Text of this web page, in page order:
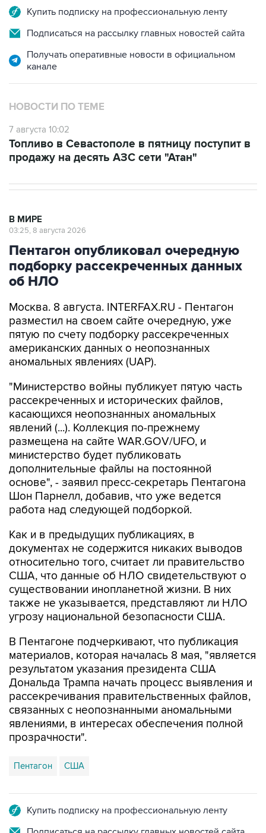
Купить подписку на профессиональную ленту
Подписаться на рассылку главных новостей сайта
Получать оперативные новости в официальном
канале
НОВОСТИ ПО ТЕМЕ
7 августа 10:02
Топливо в Севастополе в пятницу поступит в
продажу на десять АЗС сети "Атан"
В МИРЕ
03:25, 8 августа 2026
Пентагон опубликовал очередную
подборку рассекреченных данных
об НЛО
Москва. 8 августа. INTERFAX.RU - Пентагон
разместил на своем сайте очередную, уже
пятую по счету подборку рассекреченных
американских данных о неопознанных
аномальных явлениях (UAP).
"Министерство войны публикует пятую часть
рассекреченных и исторических файлов,
касающихся неопознанных аномальных
явлений (...). Коллекция по-прежнему
размещена на сайте WAR.GOV/UFO, и
министерство будет публиковать
дополнительные файлы на постоянной
основе", - заявил пресс-секретарь Пентагона
Шон Парнелл, добавив, что уже ведется
работа над следующей подборкой.
Как и в предыдущих публикациях, в
документах не содержится никаких выводов
относительно того, считает ли правительство
США, что данные об НЛО свидетельствуют о
существовании инопланетной жизни. В них
также не указывается, представляют ли НЛО
угрозу национальной безопасности США.
В Пентагоне подчеркивают, что публикация
материалов, которая началась 8 мая, "является
результатом указания президента США
Дональда Трампа начать процесс выявления и
рассекречивания правительственных файлов,
связанных с неопознанными аномальными
явлениями, в интересах обеспечения полной
прозрачности".
Пентагон США
Купить подписку на профессиональную ленту